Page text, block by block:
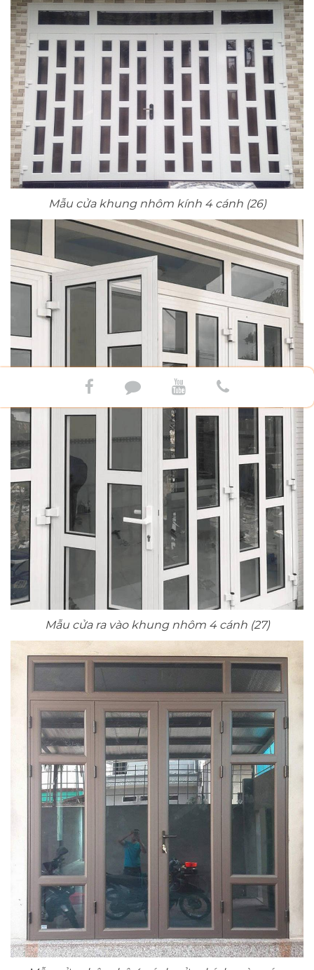
Mẫu cửa khung nhôm kính 4 cánh (26)
Mẫu cửa ra vào khung nhôm 4 cánh (27)